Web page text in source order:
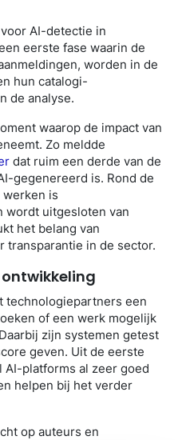
AI-detectie in
eerste fase waarin de
worden in de
hun catalogi-
de analyse.
waarop de impact van
Zo meldde
dat ruim een derde van de
gegenereerd is. Rond de
werken is
wordt uitgesloten van
het belang van
transparantie in de sector.
technologiepartners een
of een werk mogelijk
zijn systemen getest
geven. Uit de eerste
AI-platforms al zeer goed
helpen bij het verder
op auteurs en